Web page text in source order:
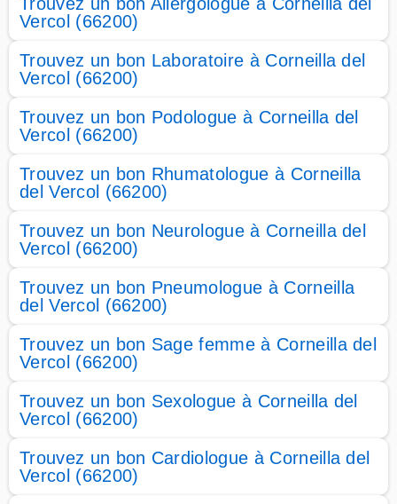
Vercol (66200)
Trouvez un bon Laboratoire à Corneilla del
Vercol (66200)
Trouvez un bon Podologue à Corneilla del
Vercol (66200)
Trouvez un bon Rhumatologue à Corneilla
del Vercol (66200)
Trouvez un bon Neurologue à Corneilla del
Vercol (66200)
Trouvez un bon Pneumologue à Corneilla
del Vercol (66200)
Trouvez un bon Sage femme à Corneilla del
Vercol (66200)
Trouvez un bon Sexologue à Corneilla del
Vercol (66200)
Trouvez un bon Cardiologue à Corneilla del
Vercol (66200)